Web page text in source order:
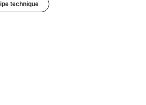
technique